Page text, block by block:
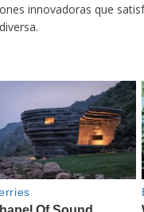
innovadoras que